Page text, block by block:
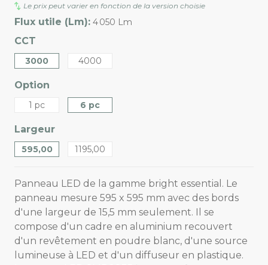
Le prix peut varier en fonction de la version choisie
Flux utile (Lm): 4 050 Lm
CCT
3000 4000
Option
1 pc 6 pc
Largeur
595,00 1195,00
Panneau LED de la gamme bright essential. Le
panneau mesure 595 x 595 mm avec des bords
d'une largeur de 15,5 mm seulement. Il se
compose d'un cadre en aluminium recouvert
d'un revêtement en poudre blanc, d'une source
lumineuse à LED et d'un diffuseur en plastique.